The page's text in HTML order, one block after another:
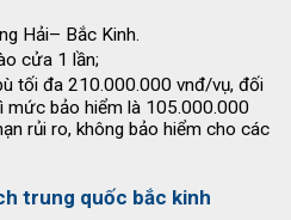
Hải– Bắc Kinh.
cửa 1 lần;
tối đa 210.000.000 vnđ/vụ, đối
mức bảo hiểm là 105.000.000
rủi ro, không bảo hiểm cho các
trung quốc bắc kinh